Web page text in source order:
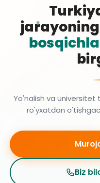
Yo'nalish va universitet
ro'yxatdan
Biz